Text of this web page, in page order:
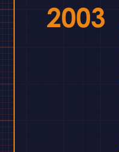
2003